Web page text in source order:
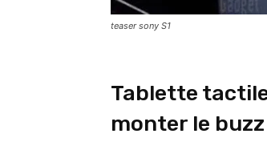
teaser sony S1
Tablette
monter le buzz